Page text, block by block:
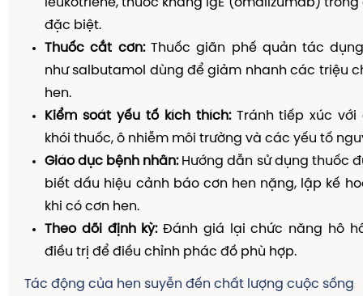
leukotriene, thuốc kháng IgE (omalizumab)
đặc biệt.
Thuốc cắt cơn:Thuốc giãn phế quản tác dụng
như salbutamol dùng để giảm nhanh các triệu
hen.
Kiểm soát yếu tố kích thích:Tránh tiếp xúc với
khói thuốc, ô nhiễm môi trường và các yếu tố
Giáo dục bệnh nhân:Hướng dẫn sử dụng thuốc
biết dấu hiệu cảnh báo cơn hen nặng, lập kế
khi có cơn hen.
Theo dõi định kỳ:Đánh giá lại chức năng hô
điều trị để điều chỉnh phác đồ phù hợp.
Tác động của hen suyễn đến chất lượng cuộc sống